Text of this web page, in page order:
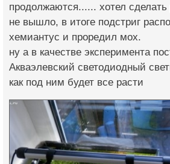
продолжаются...... хотел
не вышло, в итоге подстриг
хемиантус и проредил мох.
ну а в качестве эксперимента
Акваэлевский светодиодный
как под ним будет все расти